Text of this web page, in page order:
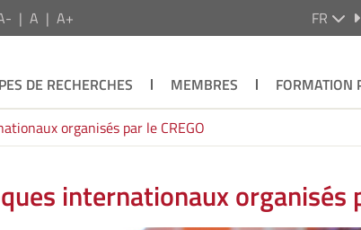
A A+ FR
DE RECHERCHES MEMBRES FORMATION
organisés par le CREGO
internationaux organisés